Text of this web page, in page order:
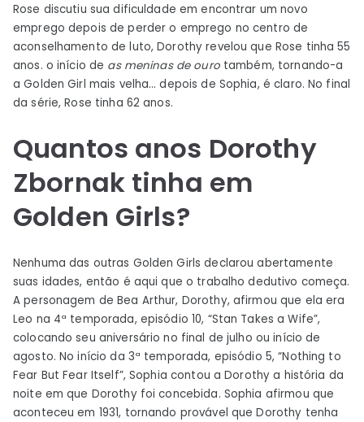
Rose discutiu sua dificuldade em encontrar um novo
emprego depois de perder o emprego no centro de
aconselhamento de luto, Dorothy revelou que Rose tinha 55
anos. o início de as meninas de ourotambém, tornando-a
a Golden Girl mais velha… depois de Sophia, é claro. No final
da série, Rose tinha 62 anos.
Quantos anos Dorothy
Zbornak tinha em
Golden Girls?
Nenhuma das outras Golden Girls declarou abertamente
suas idades, então é aqui que o trabalho dedutivo começa.
A personagem de Bea Arthur, Dorothy, afirmou que ela era
Leo na 4ª temporada, episódio 10, “Stan Takes a Wife”,
colocando seu aniversário no final de julho ou início de
agosto. No início da 3ª temporada, episódio 5, “Nothing to
Fear But Fear Itself”, Sophia contou a Dorothy a história da
noite em que Dorothy foi concebida. Sophia afirmou que
aconteceu em 1931, tornando provável que Dorothy tenha